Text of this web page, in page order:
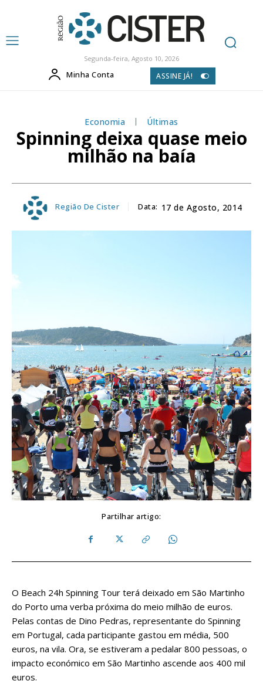
Segunda-feira, Agosto 10, 2026
Minha Conta ASSINE JÁ!
Economia Últimas
Spinning deixa quase meio
milhão na baía
Região De Cister Data: 17 de Agosto, 2014
Partilhar artigo:
O Beach 24h Spinning Tour terá deixado em São Martinho
do Porto uma verba próxima do meio milhão de euros.
Pelas contas de Dino Pedras, representante do Spinning
em Portugal, cada participante gastou em média, 500
euros, na vila. Ora, se estiveram a pedalar 800 pessoas, o
impacto económico em São Martinho ascende aos 400 mil
euros.